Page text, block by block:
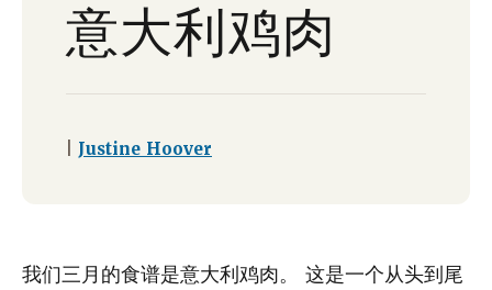
意大利鸡肉
Justine Hoover
我们三月的食谱是意大利鸡肉。 这是一个从头到尾